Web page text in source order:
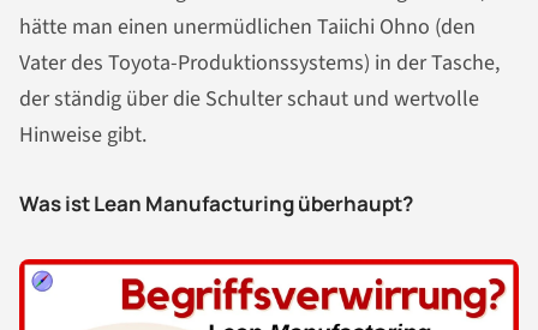
hätte man einen unermüdlichen Taiichi Ohno (den
Vater des Toyota-Produktionssystems) in der Tasche,
der ständig über die Schulter schaut und wertvolle
Hinweise gibt.
Was ist Lean Manufacturing überhaupt?